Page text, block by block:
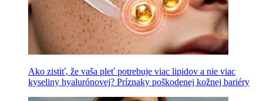
Ako zistiť, že vaša pleť potrebuje viac lipidov a nie viac
kyseliny hyalurónovej? Príznaky poškodenej kožnej bariéry